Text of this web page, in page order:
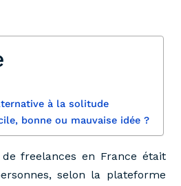
à la solitude
bonne ou mauvaise idée ?
freelances en France était
selon la plateforme